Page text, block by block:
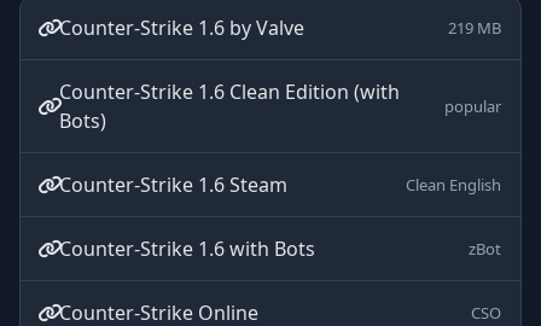
Counter-Strike 1.6 by Valve 219 MB
Counter-Strike 1.6 Clean Edition (with
Bots)
popular
Counter-Strike 1.6 Steam Clean English
Counter-Strike 1.6 with Bots zBot
Counter-Strike Online CSO